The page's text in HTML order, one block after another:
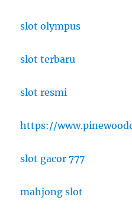
slot olympus
slot terbaru
slot resmi
https://
slot gacor 777
mahjong slot